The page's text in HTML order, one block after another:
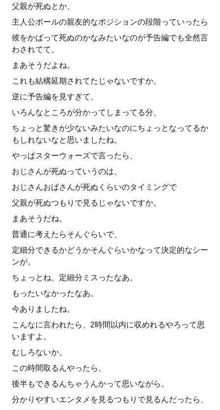
父親が死ぬとか、
主人公ポールの親友的なポジションの段階っていったら
彼をかばって死ぬのかなみたいなのが予告編でも全然言
わされてて。
まあそうだよね。
これも結構延期されてたじゃないですか。
逆に予告編を見すぎて、
いろんなところが分かってしまってる分、
ちょっと驚きが少ないみたいなのにちょっとなってるか
もしれないなと思いましたね。
やっぱスターウォーズで言ったら、
おじさんが死ぬっていうのは、
おじさんおばさんが死ぬくらいのタイミングで
父親が死ぬつもりで見るじゃないですか。
まあそうだね。
普通に考えたらそんぐらいで、
定細分できるかどうかそんぐらいかなって決定的なシー
ンが。
ちょっとね、定細分ミスったなあ。
もったいなかったなあ。
今ありましたね。
こんなに言われたら、2時間以内に収めれるやろって思
いますよ。
むしろないか。
この時間取るんやったら、
後半もできるんちゃうんかって思いながら。
分かりやすいエンタメを見るつもりで見るんだったら、